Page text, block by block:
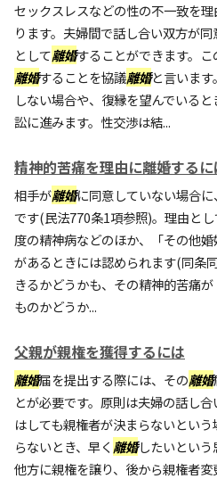
セックスレスなどの性の不一致を理
ります。夫婦間で話し合い双方が
として離婚することができます。
離婚することを協議離婚と言いま
しない場合や、復縁を望んでいると
訟に進みます。性交渉は結...
精神的苦痛を理由に離婚するに
相手が離婚に同意していない場合に、
です(民法770条1項参照)。理由と
度の精神病などのほか、「その他婚
があるときには認められます(同条
きるかどうかも、その精神的苦痛が
ものかどうか...
父親が親権を獲得するには
離婚届を提出する際には、その離婚
とが必要です。原則は夫婦の話し合
はしても親権者が決まらないとい
らないとき、早く 離婚したいとい
他方に親権を譲り、後から親権者